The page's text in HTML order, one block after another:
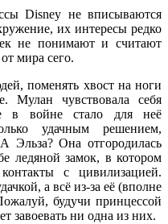
Disney не вписываются
их интересы редко
не понимают и считают
мира сего.
поменять хвост на ноги
Мулан чувствовала себя
в войне стало для неё
удачным решением,
Эльза? Она отгородилась
ледяной замок, в котором
с цивилизацией.
а всё из-за её (вполне
будучи принцессой
завоевать ни одна из них.